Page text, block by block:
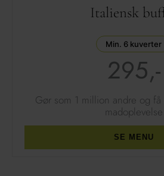
Italiensk
Min. 6 kuverter
295,-
Gør som 1 million andre og få
madoplevelse
SE MENU